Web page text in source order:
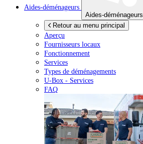
Aides-déménageurs
Aides-déménageurs
Retour au menu principal
Aperçu
Fournisseurs locaux
Fonctionnement
Services
Types de déménagements
U-Box - Services
FAQ